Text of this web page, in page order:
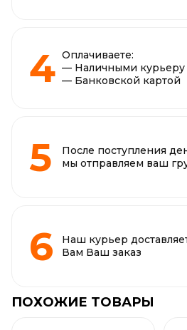
Оплачиваете:
— Наличными курьеру
— Банковской картой
После поступления
мы отправляем ваш
Наш курьер
Вам Ваш заказ
ПОХОЖИЕ ТОВАРЫ